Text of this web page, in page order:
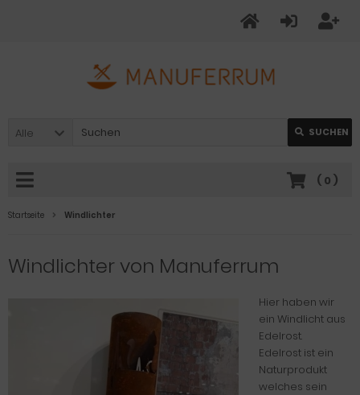
Alle SUCHEN
( 0 )
Startseite Windlichter
Windlichter von Manuferrum
Hier haben wir
ein Windlicht aus
Edelrost.
Edelrost ist ein
Naturprodukt
welches sein